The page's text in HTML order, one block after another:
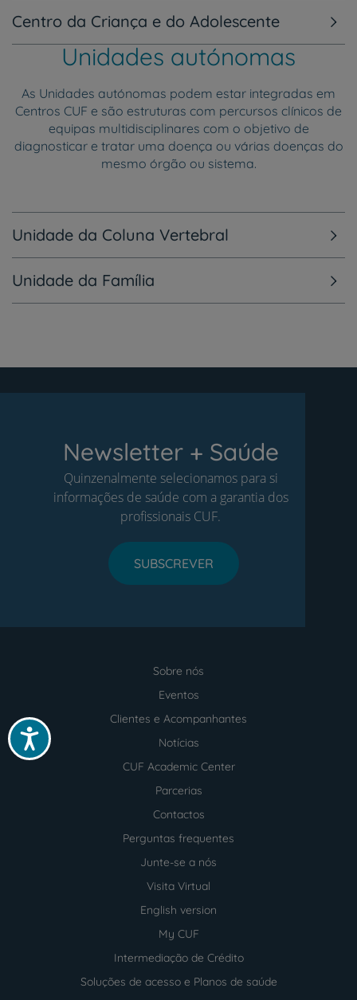
Acessibilidade
Centro da Criança e do Adolescente
Unidades autónomas
As Unidades autónomas podem estar integradas em
Centros CUF e são estruturas com percursos clínicos de
equipas multidisciplinares com o objetivo de
diagnosticar e tratar uma doença ou várias doenças do
mesmo órgão ou sistema.
Unidade da Coluna Vertebral
Unidade da Família
Newsletter + Saúde
Quinzenalmente selecionamos para si
informações de saúde com a garantia dos
profissionais CUF.
SUBSCREVER
Sobre nós
Eventos
Clientes e Acompanhantes
Notícias
CUF Academic Center
Parcerias
Contactos
Perguntas frequentes
Junte-se a nós
Visita Virtual
English version
My CUF
Intermediação de Crédito
Soluções de acesso e Planos de saúde